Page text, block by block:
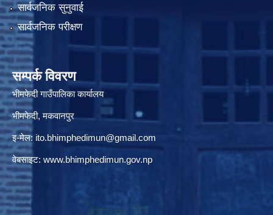
सार्वजनिक सुनुवाई
सार्वजनिक परीक्षण
सम्पर्क विवरण
भीमफेदी गाउँपालिका कार्यालय
भीमफेदी, मकवानपुर
इ-मेल: ito.bhimphedimun@gmail.com
वेबसाइट: www.bhimphedimun.gov.np